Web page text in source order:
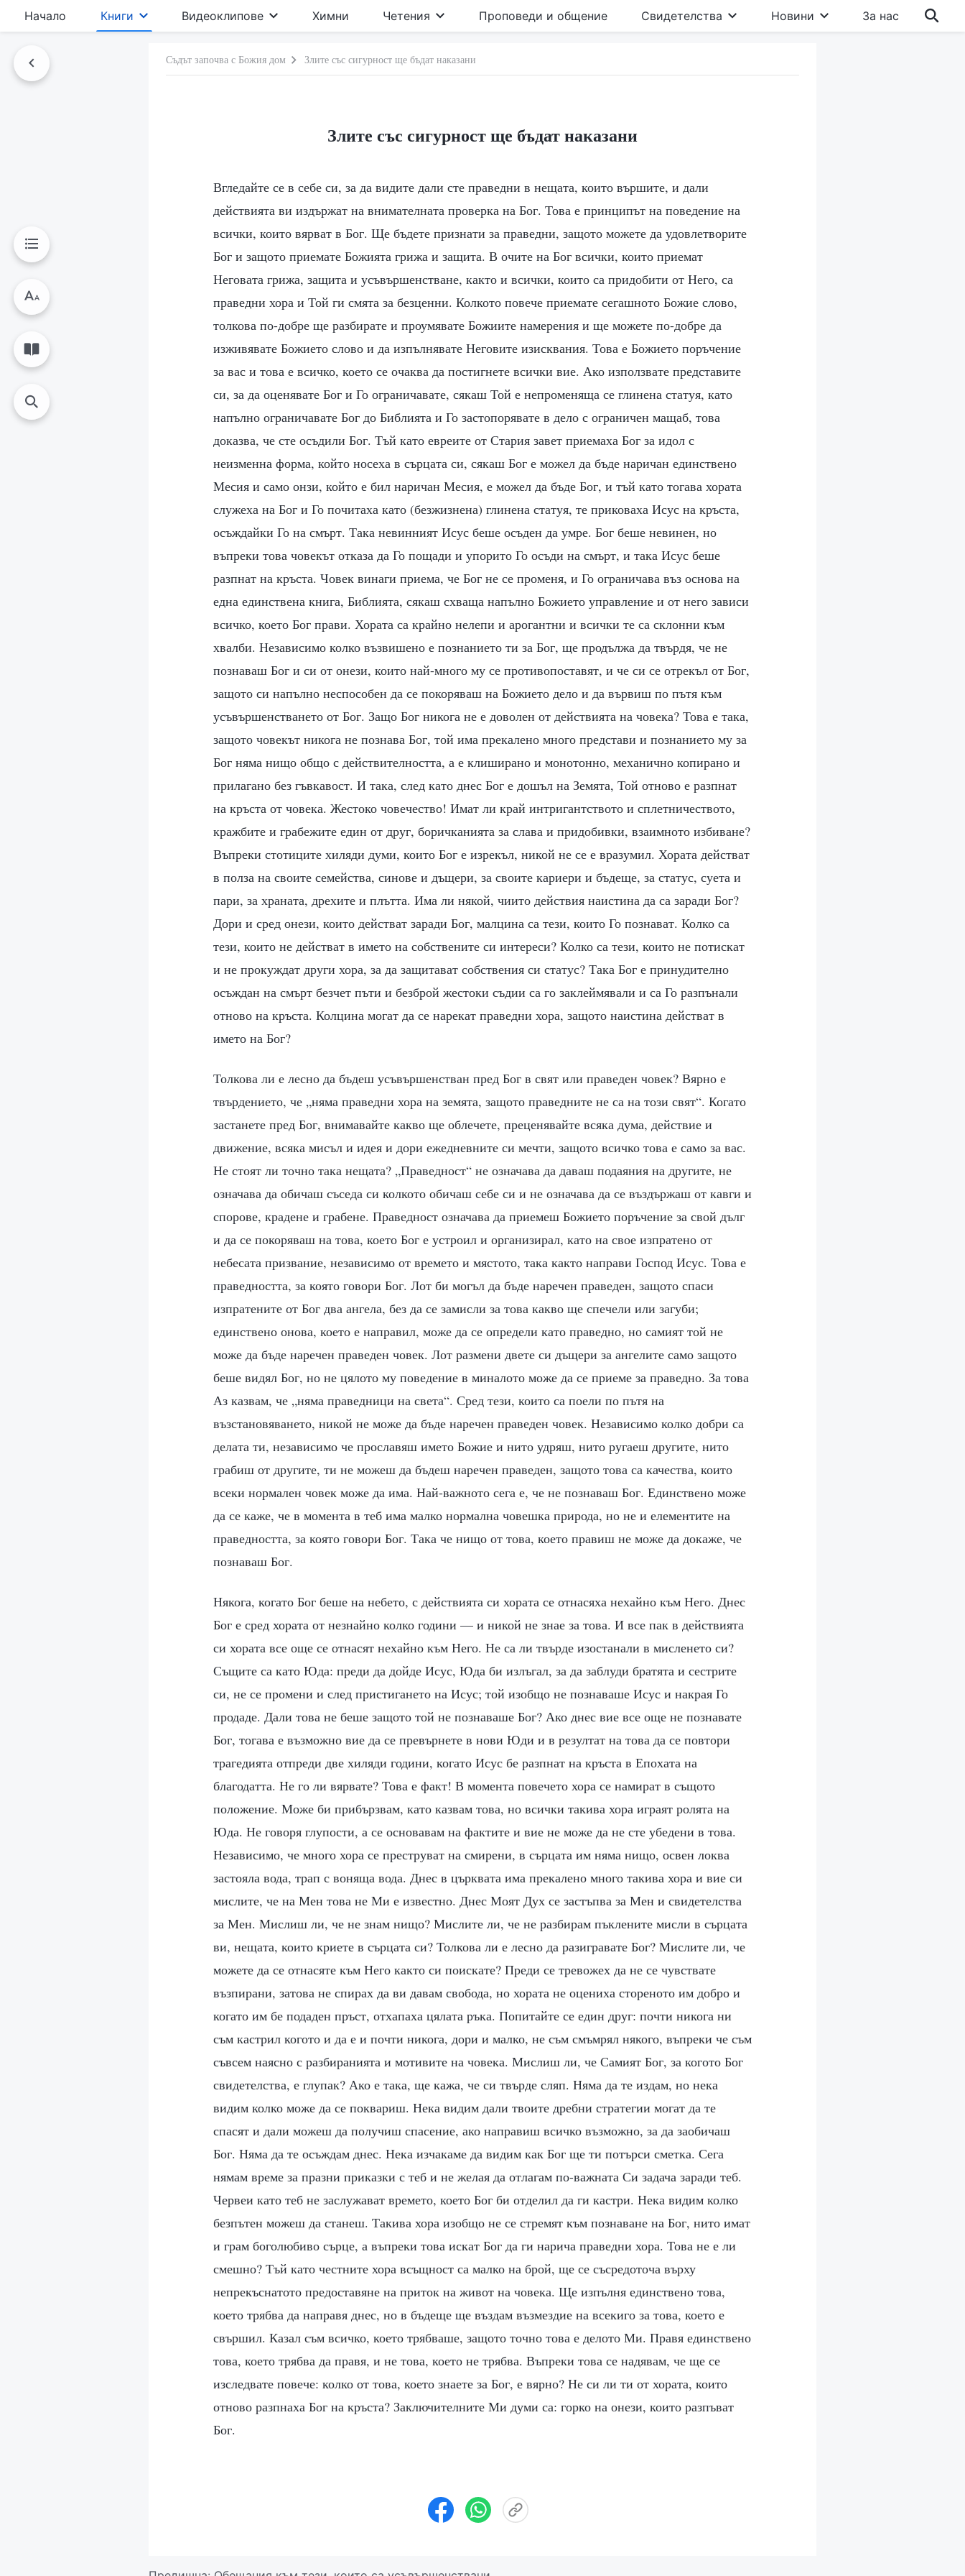
Начало Книги Видеоклипове Химни Четения Проповеди и общение Свидетелства Новини За нас
Съдът започва с Божия дом Злите със сигурност ще бъдат наказани
Злите със сигурност ще бъдат наказани
Вгледайте се в себе си, за да видите дали сте праведни в нещата, които вършите, и дали
действията ви издържат на внимателната проверка на Бог. Това е принципът на поведение на
всички, които вярват в Бог. Ще бъдете признати за праведни, защото можете да удовлетворите
Бог и защото приемате Божията грижа и защита. В очите на Бог всички, които приемат
Неговата грижа, защита и усъвършенстване, както и всички, които са придобити от Него, са
праведни хора и Той ги смята за безценни. Колкото повече приемате сегашното Божие слово,
толкова по-добре ще разбирате и проумявате Божиите намерения и ще можете по-добре да
изживявате Божието слово и да изпълнявате Неговите изисквания. Това е Божието поръчение
за вас и това е всичко, което се очаква да постигнете всички вие. Ако използвате представите
си, за да оценявате Бог и Го ограничавате, сякаш Той е непроменяща се глинена статуя, като
напълно ограничавате Бог до Библията и Го застопорявате в дело с ограничен мащаб, това
доказва, че сте осъдили Бог. Тъй като евреите от Стария завет приемаха Бог за идол с
неизменна форма, който носеха в сърцата си, сякаш Бог е можел да бъде наричан единствено
Месия и само онзи, който е бил наричан Месия, е можел да бъде Бог, и тъй като тогава хората
служеха на Бог и Го почитаха като (безжизнена) глинена статуя, те приковаха Исус на кръста,
осъждайки Го на смърт. Така невинният Исус беше осъден да умре. Бог беше невинен, но
въпреки това човекът отказа да Го пощади и упорито Го осъди на смърт, и така Исус беше
разпнат на кръста. Човек винаги приема, че Бог не се променя, и Го ограничава въз основа на
една единствена книга, Библията, сякаш схваща напълно Божието управление и от него зависи
всичко, което Бог прави. Хората са крайно нелепи и арогантни и всички те са склонни към
хвалби. Независимо колко възвишено е познанието ти за Бог, ще продължа да твърдя, че не
познаваш Бог и си от онези, които най-много му се противопоставят, и че си се отрекъл от Бог,
защото си напълно неспособен да се покоряваш на Божието дело и да вървиш по пътя към
усъвършенстването от Бог. Защо Бог никога не е доволен от действията на човека? Това е така,
защото човекът никога не познава Бог, той има прекалено много представи и познанието му за
Бог няма нищо общо с действителността, а е клиширано и монотонно, механично копирано и
прилагано без гъвкавост. И така, след като днес Бог е дошъл на Земята, Той отново е разпнат
на кръста от човека. Жестоко човечество! Имат ли край интригантството и сплетничеството,
кражбите и грабежите един от друг, боричканията за слава и придобивки, взаимното избиване?
Въпреки стотиците хиляди думи, които Бог е изрекъл, никой не се е вразумил. Хората действат
в полза на своите семейства, синове и дъщери, за своите кариери и бъдеще, за статус, суета и
пари, за храната, дрехите и плътта. Има ли някой, чиито действия наистина да са заради Бог?
Дори и сред онези, които действат заради Бог, малцина са тези, които Го познават. Колко са
тези, които не действат в името на собствените си интереси? Колко са тези, които не потискат
и не прокуждат други хора, за да защитават собствения си статус? Така Бог е принудително
осъждан на смърт безчет пъти и безброй жестоки съдии са го заклеймявали и са Го разпънали
отново на кръста. Колцина могат да се нарекат праведни хора, защото наистина действат в
името на Бог?
Толкова ли е лесно да бъдеш усъвършенстван пред Бог в свят или праведен човек? Вярно е
твърдението, че „няма праведни хора на земята, защото праведните не са на този свят“. Когато
застанете пред Бог, внимавайте какво ще облечете, преценявайте всяка дума, действие и
движение, всяка мисъл и идея и дори ежедневните си мечти, защото всичко това е само за вас.
Не стоят ли точно така нещата? „Праведност“ не означава да даваш подаяния на другите, не
означава да обичаш съседа си колкото обичаш себе си и не означава да се въздържаш от кавги и
спорове, крадене и грабене. Праведност означава да приемеш Божието поръчение за свой дълг
и да се покоряваш на това, което Бог е устроил и организирал, като на свое изпратено от
небесата призвание, независимо от времето и мястото, така както направи Господ Исус. Това е
праведността, за която говори Бог. Лот би могъл да бъде наречен праведен, защото спаси
изпратените от Бог два ангела, без да се замисли за това какво ще спечели или загуби;
единствено онова, което е направил, може да се определи като праведно, но самият той не
може да бъде наречен праведен човек. Лот размени двете си дъщери за ангелите само защото
беше видял Бог, но не цялото му поведение в миналото може да се приеме за праведно. За това
Аз казвам, че „няма праведници на света“. Сред тези, които са поели по пътя на
възстановяването, никой не може да бъде наречен праведен човек. Независимо колко добри са
делата ти, независимо че прославяш името Божие и нито удряш, нито ругаеш другите, нито
грабиш от другите, ти не можеш да бъдеш наречен праведен, защото това са качества, които
всеки нормален човек може да има. Най-важното сега е, че не познаваш Бог. Единствено може
да се каже, че в момента в теб има малко нормална човешка природа, но не и елементите на
праведността, за която говори Бог. Така че нищо от това, което правиш не може да докаже, че
познаваш Бог.
Някога, когато Бог беше на небето, с действията си хората се отнасяха нехайно към Него. Днес
Бог е сред хората от незнайно колко години — и никой не знае за това. И все пак в действията
си хората все още се отнасят нехайно към Него. Не са ли твърде изостанали в мисленето си?
Същите са като Юда: преди да дойде Исус, Юда би излъгал, за да заблуди братята и сестрите
си, не се промени и след пристигането на Исус; той изобщо не познаваше Исус и накрая Го
продаде. Дали това не беше защото той не познаваше Бог? Ако днес вие все още не познавате
Бог, тогава е възможно вие да се превърнете в нови Юди и в резултат на това да се повтори
трагедията отпреди две хиляди години, когато Исус бе разпнат на кръста в Епохата на
благодатта. Не го ли вярвате? Това е факт! В момента повечето хора се намират в същото
положение. Може би прибързвам, като казвам това, но всички такива хора играят ролята на
Юда. Не говоря глупости, а се основавам на фактите и вие не може да не сте убедени в това.
Независимо, че много хора се преструват на смирени, в сърцата им няма нищо, освен локва
застояла вода, трап с воняща вода. Днес в църквата има прекалено много такива хора и вие си
мислите, че на Мен това не Ми е известно. Днес Моят Дух се застъпва за Мен и свидетелства
за Мен. Мислиш ли, че не знам нищо? Мислите ли, че не разбирам пъклените мисли в сърцата
ви, нещата, които криете в сърцата си? Толкова ли е лесно да разигравате Бог? Мислите ли, че
можете да се отнасяте към Него както си поискате? Преди се тревожех да не се чувствате
възпирани, затова не спирах да ви давам свобода, но хората не оцениха стореното им добро и
когато им бе подаден пръст, отхапаха цялата ръка. Попитайте се един друг: почти никога ни
съм кастрил когото и да е и почти никога, дори и малко, не съм смъмрял някого, въпреки че съм
съвсем наясно с разбиранията и мотивите на човека. Мислиш ли, че Самият Бог, за когото Бог
свидетелства, е глупак? Ако е така, ще кажа, че си твърде сляп. Няма да те издам, но нека
видим колко може да се поквариш. Нека видим дали твоите дребни стратегии могат да те
спасят и дали можеш да получиш спасение, ако направиш всичко възможно, за да заобичаш
Бог. Няма да те осъждам днес. Нека изчакаме да видим как Бог ще ти потърси сметка. Сега
нямам време за празни приказки с теб и не желая да отлагам по-важната Си задача заради теб.
Червеи като теб не заслужават времето, което Бог би отделил да ги кастри. Нека видим колко
безпътен можеш да станеш. Такива хора изобщо не се стремят към познаване на Бог, нито имат
и грам боголюбиво сърце, а въпреки това искат Бог да ги нарича праведни хора. Това не е ли
смешно? Тъй като честните хора всъщност са малко на брой, ще се съсредоточа върху
непрекъснатото предоставяне на приток на живот на човека. Ще изпълня единствено това,
което трябва да направя днес, но в бъдеще ще въздам възмездие на всекиго за това, което е
свършил. Казал съм всичко, което трябваше, защото точно това е делото Ми. Правя единствено
това, което трябва да правя, и не това, което не трябва. Въпреки това се надявам, че ще се
изследвате повече: колко от това, което знаете за Бог, е вярно? Не си ли ти от хората, които
отново разпнаха Бог на кръста? Заключителните Ми думи са: горко на онези, които разпъват
Бог.